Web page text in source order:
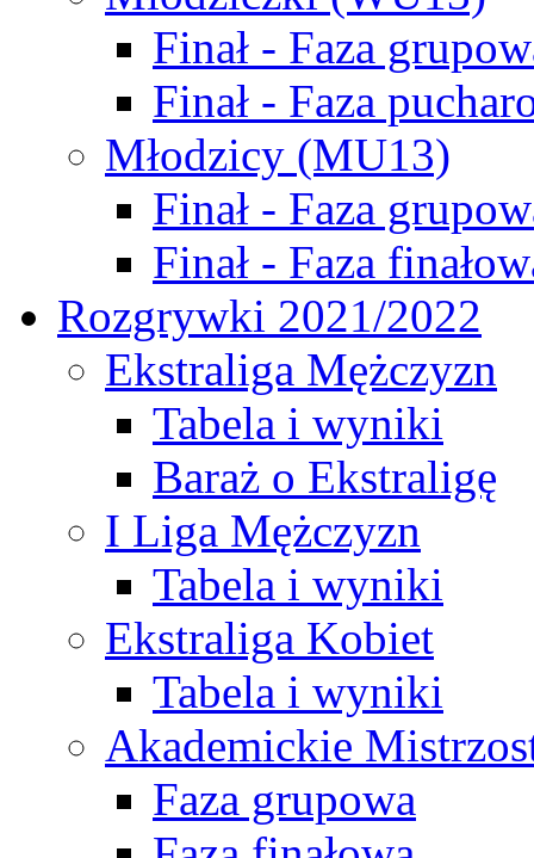
Finał - Faza
Finał - Faza
Młodzicy (MU13)
Finał - Faza
Finał - Faza
Rozgrywki 2021/2022
Ekstraliga Mężczyzn
Tabela i wyniki
Baraż o Ekstraligę
I Liga Mężczyzn
Tabela i wyniki
Ekstraliga Kobiet
Tabela i wyniki
Akademickie
Faza grupowa